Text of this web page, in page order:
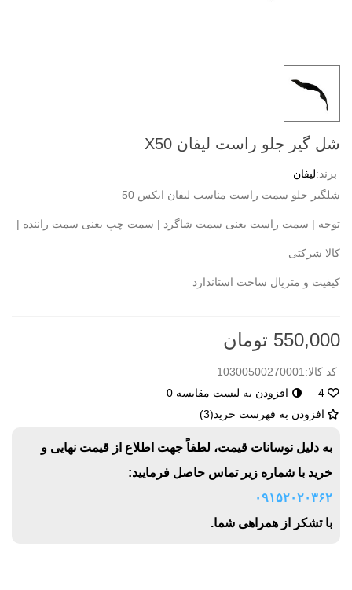
شل گیر جلو راست لیفان X50
برند:لیفان
شلگیر جلو سمت راست مناسب لیفان ایکس 50
توجه | سمت راست یعنی سمت شاگرد | سمت چپ یعنی سمت راننده |
کالا شرکتی
کیفیت و متریال ساخت استاندارد
550,000 تومان
کد کالا: 10300500270001
4
افزودن به لیست مقایسه 0
افزودن به فهرست خرید(
3
)
به دلیل نوسانات قیمت، لطفاً جهت اطلاع از قیمت نهایی و
خرید با شماره زیر تماس حاصل فرمایید:
۰۹۱۵۲۰۲۰۳۶۲
با تشکر از همراهی شما.